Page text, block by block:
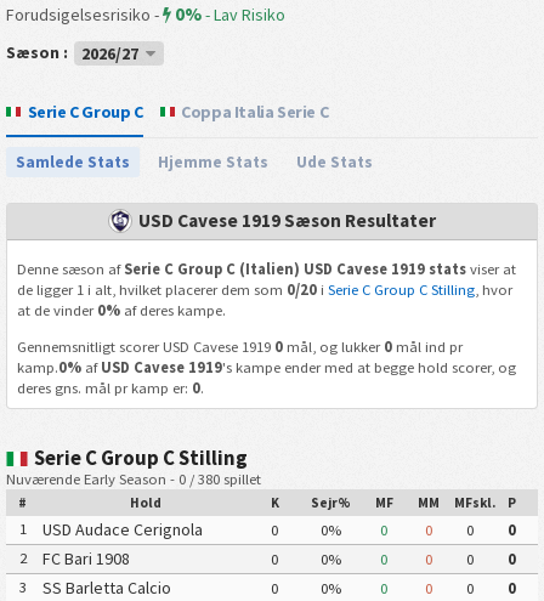
Forudsigelsesrisiko - 0%-Lav Risiko
Sæson :
2026/27
Serie C Group C Coppa Italia Serie C
Samlede Stats Hjemme Stats Ude Stats
USD Cavese 1919 Sæson Resultater
Denne sæson af Serie C Group C (Italien) USD Cavese 1919 statsviser at
de ligger 1 i alt, hvilket placerer dem som 0/20i Serie C Group C Stilling, hvor
at de vinder 0%af deres kampe.
Gennemsnitligt scorer USD Cavese 1919 0mål, og lukker 0mål ind pr
kamp.0%af USD Cavese 1919's kampe ender med at begge hold scorer, og
deres gns. mål pr kamp er: 0.
Serie C Group C Stilling
Nuværende Early Season - 0 / 380 spillet
# Hold K Sejr% MF MM MFskl. P
1 USD Audace Cerignola 0 0% 0 0 0
0
2
FC Bari 1908 0 0% 0 0 0
0
3
SS Barletta Calcio 0 0% 0 0 0
0